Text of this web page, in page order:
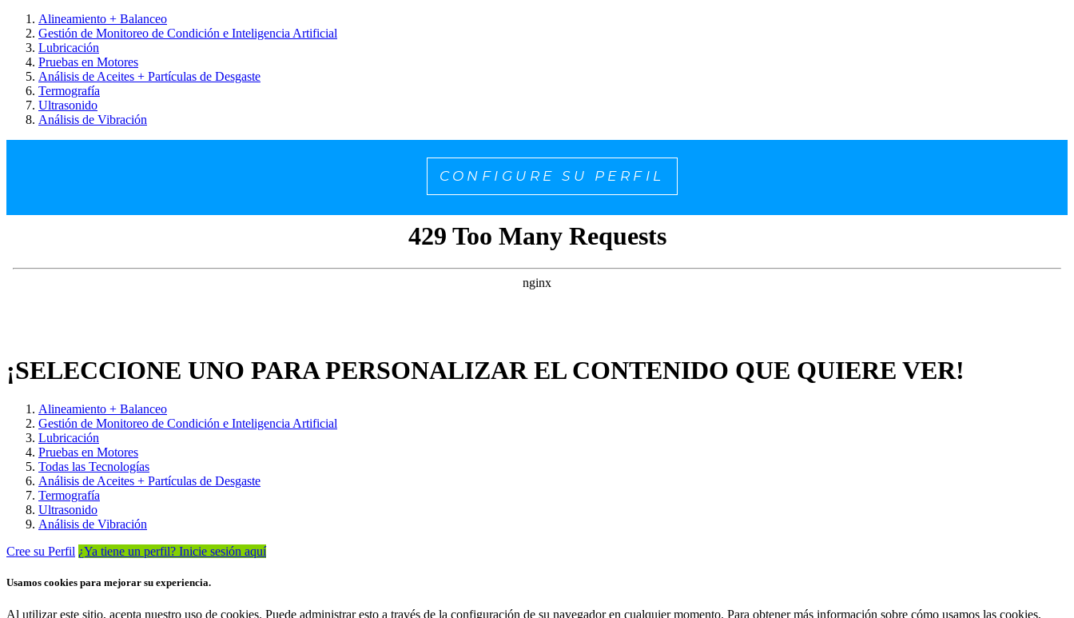
Alineamiento + Balanceo
Gestión de Monitoreo de Condición e Inteligencia Artificial
Lubricación
Pruebas en Motores
Análisis de Aceites + Partículas de Desgaste
Termografía
Ultrasonido
Análisis de Vibración
CONFIGURE SU PERFIL
¡SELECCIONE UNO PARA PERSONALIZAR EL CONTENIDO QUE QUIERE VER!
Alineamiento + Balanceo
Gestión de Monitoreo de Condición e Inteligencia Artificial
Lubricación
Pruebas en Motores
Todas las Tecnologías
Análisis de Aceites + Partículas de Desgaste
Termografía
Ultrasonido
Análisis de Vibración
Cree su Perfil ¿Ya tiene un perfil? Inicie sesión aquí
Usamos cookies para mejorar su experiencia.
Al utilizar este sitio, acepta nuestro uso de cookies. Puede administrar esto a través de la configuración de su navegador en cualquier momento. Para obtener más información sobre cómo usamos las cookies,